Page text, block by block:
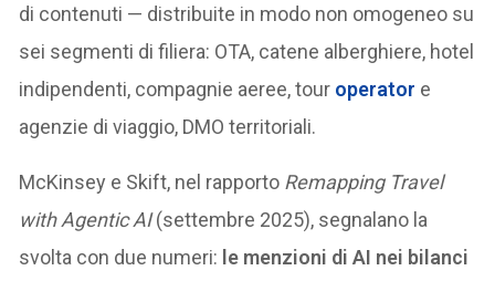
di contenuti — distribuite in modo non omogeneo su
sei segmenti di filiera: OTA, catene alberghiere, hotel
indipendenti, compagnie aeree, tour operator e
agenzie di viaggio, DMO territoriali.
McKinsey e Skift, nel rapporto Remapping Travel
with Agentic AI(settembre 2025), segnalano la
svolta con due numeri: le menzioni di AI nei bilanci